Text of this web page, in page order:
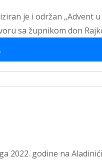
je i održan „Advent
sa župnikom don
2022. godine na